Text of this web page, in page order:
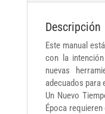
Descripción
Este manual
con la
nuevas
adecuados para
Un Nuevo
Época